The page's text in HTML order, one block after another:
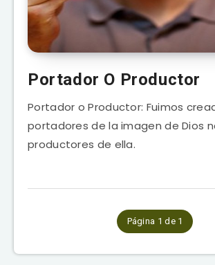
Portador O Productor
Portador o Productor: Fuimos
portadores de la imagen de Dios
productores de ella.
Página 1 de 1